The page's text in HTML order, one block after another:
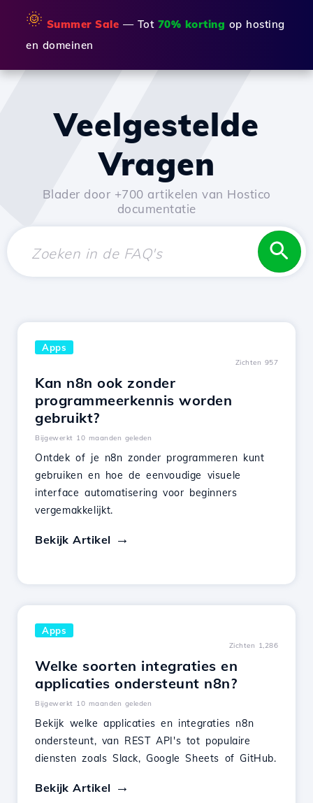
🌞 Summer Sale — Tot 70% korting op hosting
en domeinen
Veelgestelde
Vragen
Blader door +700 artikelen van Hostico
documentatie
Apps
Zichten 957
Kan n8n ook zonder
programmeerkennis worden
gebruikt?
Bijgewerkt 10 maanden geleden
Ontdek of je n8n zonder programmeren kunt
gebruiken en hoe de eenvoudige visuele
interface automatisering voor beginners
vergemakkelijkt.
Bekijk Artikel
Apps
Zichten 1,286
Welke soorten integraties en
applicaties ondersteunt n8n?
Bijgewerkt 10 maanden geleden
Bekijk welke applicaties en integraties n8n
ondersteunt, van REST API's tot populaire
diensten zoals Slack, Google Sheets of GitHub.
Bekijk Artikel